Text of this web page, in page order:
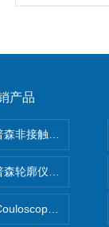
产品
森非接触式轮廓仪
森轮廓仪|TAYLOR
CMS2电